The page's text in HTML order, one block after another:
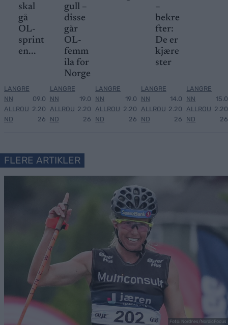
skal
gå
OL-
sprint
en...
LANGRE
NN
ALLROU
ND
09.0
2.20
26
gull –
disse
går
OL-
femm
ila for
Norge
LANGRE
NN
ALLROU
ND
19.0
2.20
26
LANGRE
NN
ALLROU
ND
19.0
2.20
26
–
bekre
fter:
De er
kjære
ster
LANGRE
NN
ALLROU
ND
14.0
2.20
26
LANGRE
NN
ALLROU
ND
15.0
2.20
26
FLERE ARTIKLER
Foto: Nordnes/NordicFocus